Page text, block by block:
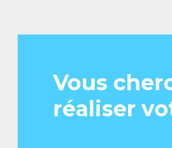
Vous
réaliser